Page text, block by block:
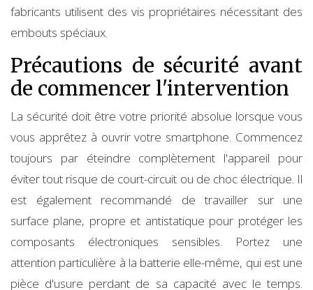
fabricants utilisent des vis propriétaires nécessitant des
embouts spéciaux.
Précautions de sécurité avant
de commencer l'intervention
La sécurité doit être votre priorité absolue lorsque vous
vous apprêtez à ouvrir votre smartphone. Commencez
toujours par éteindre complètement l'appareil pour
éviter tout risque de court-circuit ou de choc électrique. Il
est également recommandé de travailler sur une
surface plane, propre et antistatique pour protéger les
composants électroniques sensibles. Portez une
attention particulière à la batterie elle-même, qui est une
pièce d'usure perdant de sa capacité avec le temps.